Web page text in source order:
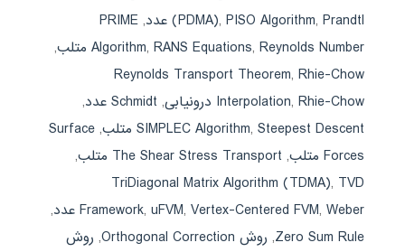
(PDMA),PISO Algorithm,Prandtl عدد ,
PRIME
Algorithm,RANS Equations,Reynolds Number متلب
,
Reynolds Transport Theorem,Rhie-Chow
Interpolation,Rhie-Chow درونیابی , Schmidt عدد
,
SIMPLEC Algorithm,Steepest Descent متلب ,
Surface
Forces متلب
, The Shear Stress Transport متلب
,
TriDiagonal Matrix Algorithm (TDMA), TVD
Framework,uFVM,Vertex-Centered FVM,Weber عدد
,
Zero Sum Rule
, روش Orthogonal Correction , روش